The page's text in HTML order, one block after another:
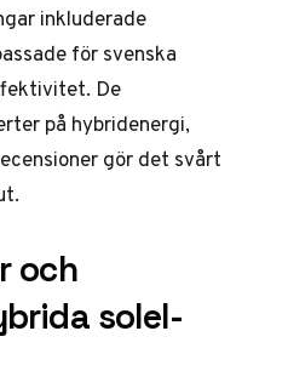
inkluderade
för svenska
De
på hybridenergi,
gör det svårt
och
solel-